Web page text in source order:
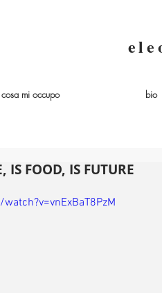
mi occupo bio
IS FOOD, IS FUTURE